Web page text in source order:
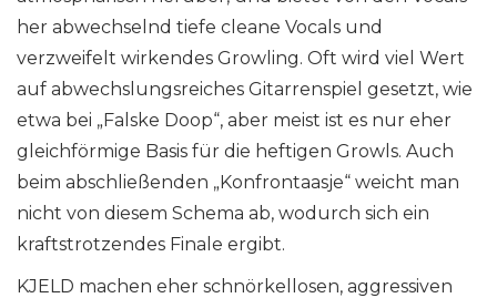
her abwechselnd tiefe cleane Vocals und
verzweifelt wirkendes Growling. Oft wird viel Wert
auf abwechslungsreiches Gitarrenspiel gesetzt, wie
etwa bei „Falske Doop“, aber meist ist es nur eher
gleichförmige Basis für die heftigen Growls. Auch
beim abschließenden „Konfrontaasje“ weicht man
nicht von diesem Schema ab, wodurch sich ein
kraftstrotzendes Finale ergibt.
KJELD machen eher schnörkellosen, aggressiven